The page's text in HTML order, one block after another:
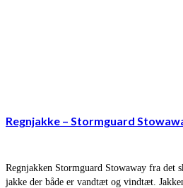
Regnjakke – Stormguard
Regnjakken Stormguard Stowaway fra det
jakke der både er vandtæt og vindtæt.